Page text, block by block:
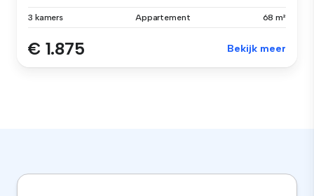
3 kamers Appartement 68 m²
€ 1.875 Bekijk meer